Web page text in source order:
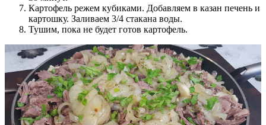
Картофель режем кубиками. Добавляем в казан печень и
картошку. Заливаем 3/4 стакана воды.
Тушим, пока не будет готов картофель.